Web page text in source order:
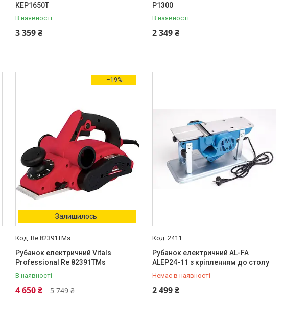
KEP1650T
В наявності
3 359 ₴
P1300
В наявності
2 349 ₴
–19%
Залишилось
Re 82391TMs
Рубанок електричний Vitals
Professional Re 82391TMs
В наявності
5 749 ₴
4 650 ₴
2411
Рубанок електричний AL-FA
ALEP24-11 з кріпленням до столу
Немає в наявності
2 499 ₴
+380 (93) 434-61-54